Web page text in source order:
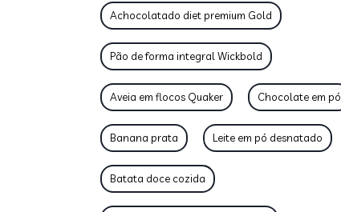
Achocolatado diet premium Gold
Pão de forma integral Wickbold
Aveia em flocos Quaker Chocolate em pó
Banana prata Leite em pó desnatado
Batata doce cozida